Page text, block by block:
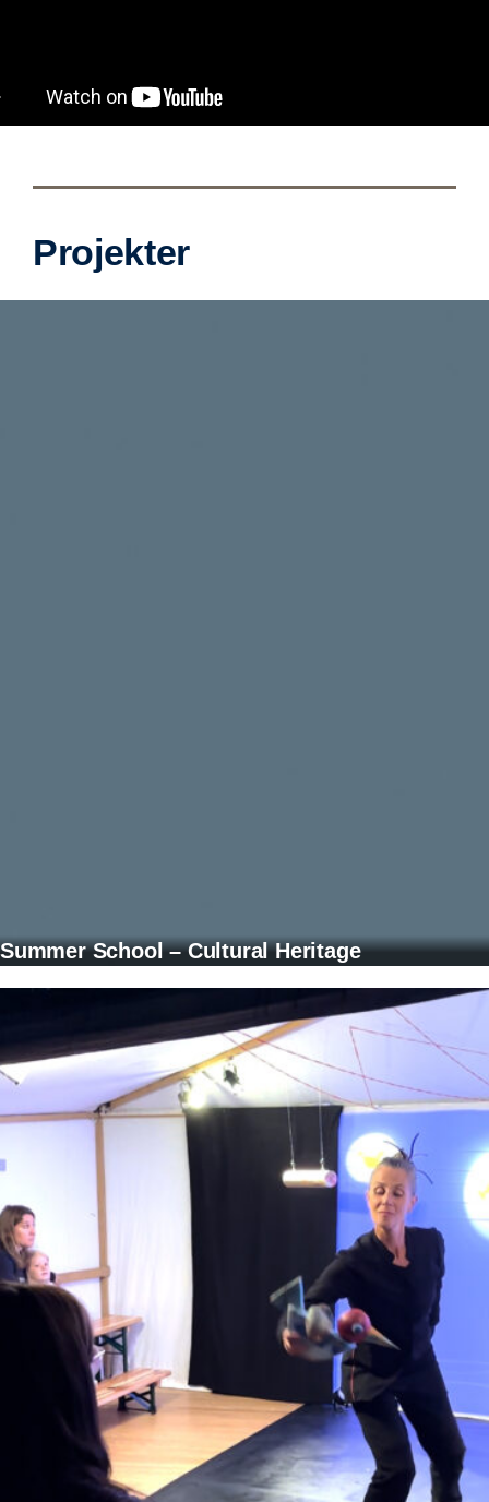
Projekter
Summer School – Cultural Heritage